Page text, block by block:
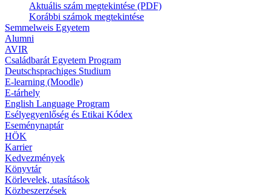
Aktuális szám megtekintése (PDF)
Korábbi számok megtekintése
Semmelweis Egyetem
Alumni
AVIR
Családbarát Egyetem Program
Deutschsprachiges Studium
E-learning (Moodle)
E-tárhely
English Language Program
Esélyegyenlőség és Etikai Kódex
Eseménynaptár
HÖK
Karrier
Kedvezmények
Könyvtár
Körlevelek, utasítások
Közbeszerzések